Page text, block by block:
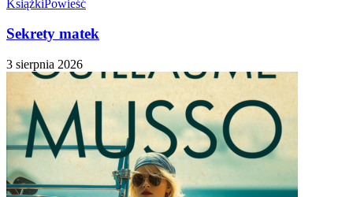
KsiążkiPowieść
Sekrety matek
3 sierpnia 2026